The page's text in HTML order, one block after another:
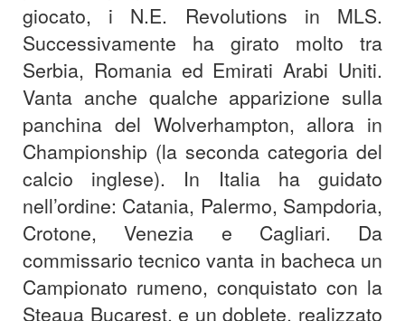
giocato, i N.E. Revolutions in MLS.
Successivamente ha girato molto tra
Serbia, Romania ed Emirati Arabi Uniti.
Vanta anche qualche apparizione sulla
panchina del Wolverhampton, allora in
Championship (la seconda categoria del
calcio inglese). In Italia ha guidato
nell’ordine: Catania, Palermo, Sampdoria,
Crotone, Venezia e Cagliari. Da
commissario tecnico vanta in bacheca un
Campionato rumeno, conquistato con la
Steaua Bucarest, e un doblete, realizzato